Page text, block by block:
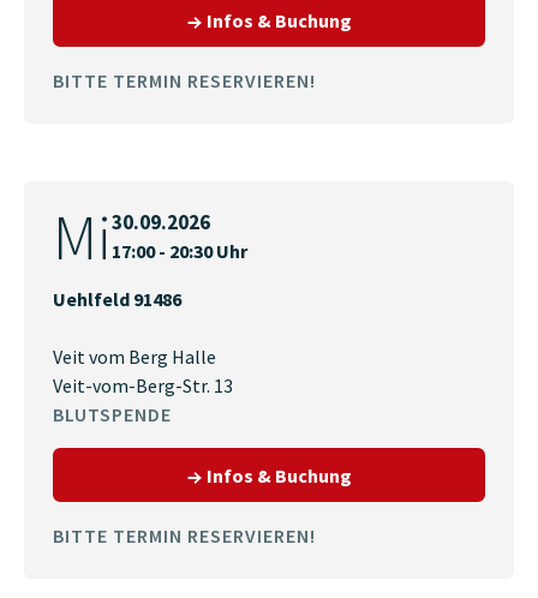
Infos & Buchung
BITTE TERMIN RESERVIEREN!
Mi30.09.2026
17:00 - 20:30 Uhr
Uehlfeld 91486
Veit vom Berg Halle
Veit-vom-Berg-Str. 13
BLUTSPENDE
Infos & Buchung
BITTE TERMIN RESERVIEREN!